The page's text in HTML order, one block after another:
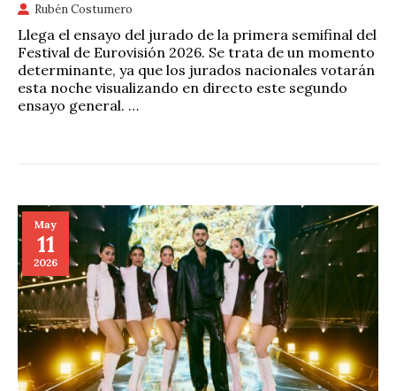
Rubén Costumero
Llega el ensayo del jurado de la primera semifinal del
Festival de Eurovisión 2026. Se trata de un momento
determinante, ya que los jurados nacionales votarán
esta noche visualizando en directo este segundo
ensayo general. …
May
11
2026